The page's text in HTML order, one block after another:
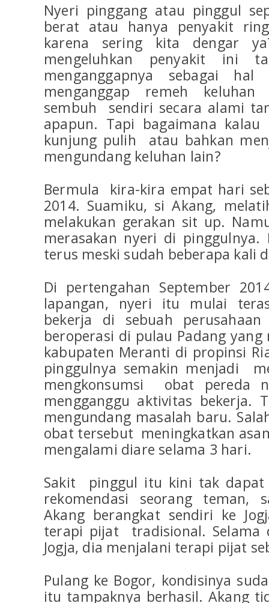
Nyeri pinggang atau pinggul
berat atau hanya penyakit
karena sering kita dengar
mengeluhkan penyakit ini
menganggapnya sebagai
menganggap remeh
sembuh sendiri secara alami
apapun. Tapi bagaimana
kunjung pulih atau bahkan
mengundang keluhan lain?
Bermula kira-kira empat hari
2014. Suamiku, si Akang,
melakukan gerakan sit up.
merasakan nyeri di
terus meski sudah beberapa kali
Di pertengahan September
lapangan, nyeri itu mulai
bekerja di sebuah
beroperasi di pulau Padang
kabupaten Meranti di propinsi
pinggulnya semakin menjadi
mengkonsumsi obat pereda
mengganggu aktivitas bekerja.
mengundang masalah baru.
obat tersebut meningkatkan
mengalami diare selama 3 hari.
Sakit pinggul itu kini tak dapat
rekomendasi seorang teman,
Akang berangkat sendiri ke
terapi pijat tradisional.
Jogja, dia menjalani terapi pijat
Pulang ke Bogor, kondisinya
itu tampaknya berhasil. Akang